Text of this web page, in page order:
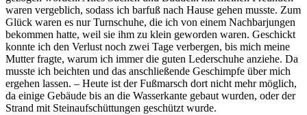
waren vergeblich, sodass ich barfuß nach Hause gehen musste. Zum
Glück waren es nur Turnschuhe, die ich von einem Nachbarjungen
bekommen hatte, weil sie ihm zu klein geworden waren. Geschickt
konnte ich den Verlust noch zwei Tage verbergen, bis mich meine
Mutter fragte, warum ich immer die guten Lederschuhe anziehe. Da
musste ich beichten und das anschließende Geschimpfe über mich
ergehen lassen. – Heute ist der Fußmarsch dort nicht mehr möglich,
da einige Gebäude bis an die Wasserkante gebaut wurden, oder der
Strand mit Steinaufschüttungen geschützt wurde.